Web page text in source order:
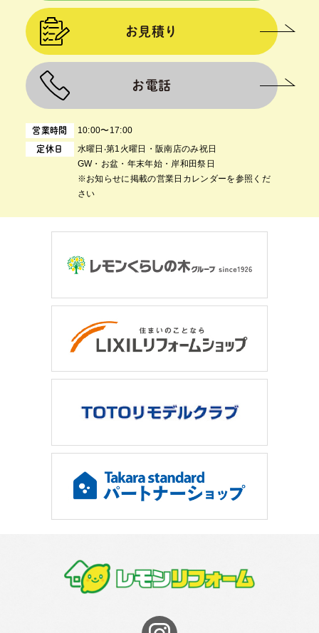
営業時間 10:00〜17:00
定休日
⽔曜⽇‧第1⽕曜⽇・阪南店のみ祝日
GW・お盆・年末年始・岸和田祭日
※お知らせに掲載の営業日カレンダーを参照くだ
さい
お見積り
お電話